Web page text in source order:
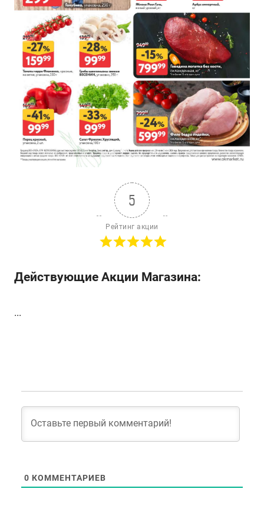
5
Рейтинг акции
Действующие Акции Магазина:
...
0 КОММЕНТАРИЕВ